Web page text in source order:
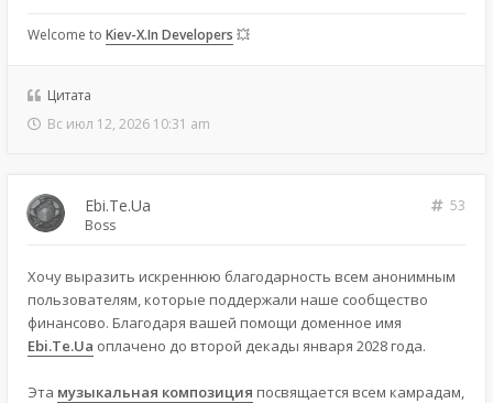
Welcome to Kiev-X.In Developers 💥
Цитата
Вс июл 12, 2026 10:31 am
Ebi.Te.Ua
53
Boss
Хочу выразить искреннюю благодарность всем анонимным
пользователям, которые поддержали наше сообщество
финансово. Благодаря вашей помощи доменное имя
Ebi.Te.Ua оплачено до второй декады января 2028 года.
Эта музыкальная композиция посвящается всем камрадам,